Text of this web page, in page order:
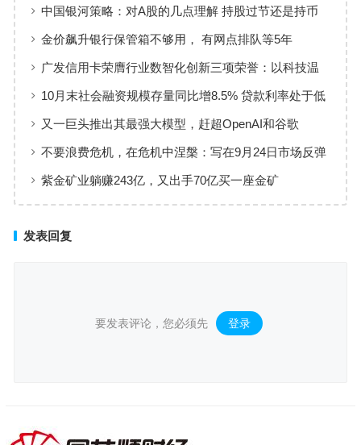
暖，有投资者趁机抄底
中国银河策略：对A股的几点理解 持股过节还是持币
过节？
金价飙升银行保管箱不够用， 有网点排队等5年
广发信用卡荣膺行业数智化创新三项荣誉：以科技温
度重塑服务新生态
10月末社会融资规模存量同比增8.5% 贷款利率处于低
位、资金供给充裕
又一巨头推出其最强大模型，赶超OpenAI和谷歌
不要浪费危机，在危机中涅槃：写在9月24日市场反弹
的一个月后
紫金矿业躺赚243亿，又出手70亿买一座金矿
发表回复
要发表评论，您必须先 登录 。